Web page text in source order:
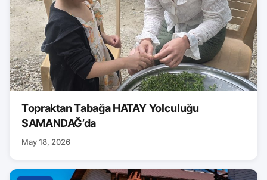
Topraktan Tabağa HATAY Yolculuğu
SAMANDAĞ’da
May 18, 2026